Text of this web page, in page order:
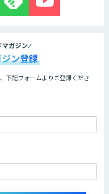
powered by GPT-4
マガジン
ン登録
下記フォームよりご登録くださ